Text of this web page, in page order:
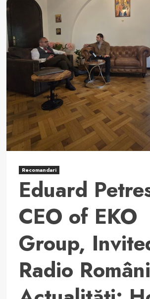
Recomandari
Eduard
CEO of EKO
Group,
Radio